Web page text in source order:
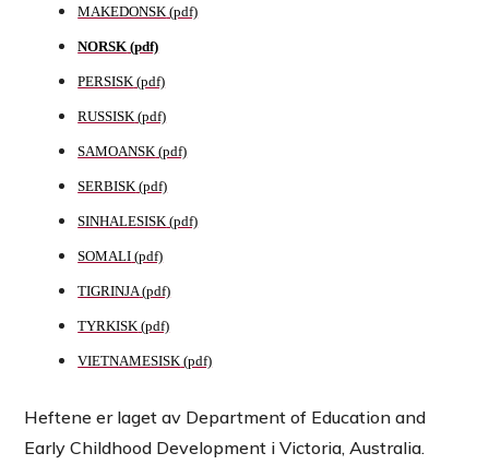
MAKEDONSK
NORSK
PERSISK
RUSSISK
SAMOANSK
SERBISK
SINHALESISK
SOMALI
TIGRINJA
TYRKISK
VIETNAMESISK
Heftene er laget av Department of Education and
Early Childhood Development i Victoria, Australia.